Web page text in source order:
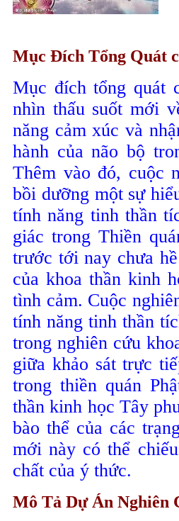
Mục Ðích Tổng Quát
Mục đích tổng quát
nhìn thấu suốt mới
năng cảm xúc và
hành của não bộ
Thêm vào đó, cuộc
bồi dưỡng một sự
tính năng tinh thần
giác trong Thiền
trước tớinay chưa hề
của khoa thần kinh
tình cảm. Cuộc
tính năng tinh thần
trong nghiên cứu
giữa khảo sát trực
trong thiền quán
thần kinh học Tây
bào thể của các trạng
mới này có thể chiếu
chất của ý thức.
Mô Tả Dự Án Nghiên